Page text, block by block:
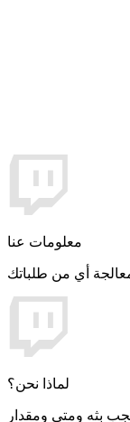
معلومات عنا
لماذا نحن؟
بثه ومتى ومقدار